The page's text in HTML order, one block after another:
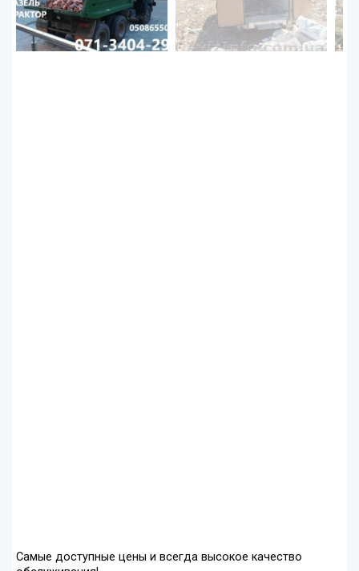
Самые доступные цены и всегда высокое качество